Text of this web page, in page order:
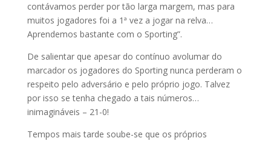
contávamos perder por tão larga margem, mas para
muitos jogadores foi a 1ª vez a jogar na relva…
Aprendemos bastante com o Sporting”.
De salientar que apesar do contínuo avolumar do
marcador os jogadores do Sporting nunca perderam o
respeito pelo adversário e pelo próprio jogo. Talvez
por isso se tenha chegado a tais números…
inimagináveis – 21-0!
Tempos mais tarde soube-se que os próprios